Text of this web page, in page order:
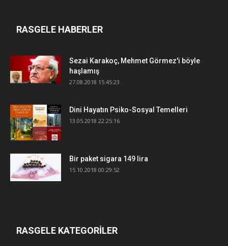
RASGELE HABERLER
Sezai Karakoç, Mehmet Görmez'i böyle
haşlamış
27.08.2018 15:45:23
Dini Hayatın Psiko-Sosyal Temelleri
13.05.2018 22:25:16
Bir paket sigara 149 lira
15.10.2018 00:29:52
RASGELE KATEGORİLER